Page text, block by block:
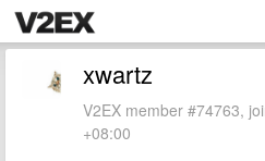
xwartz
V2EX member #74763,
+08:00